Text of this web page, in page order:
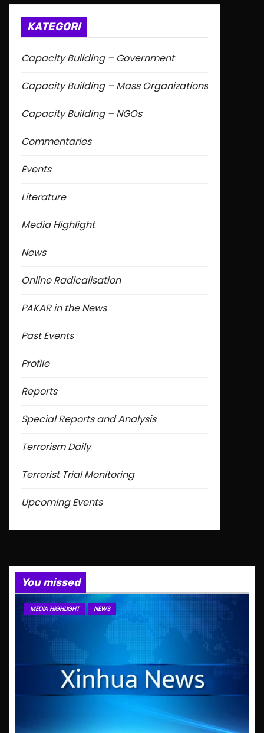
KATEGORI
Capacity Building – Government
Capacity Building – Mass Organizations
Capacity Building – NGOs
Commentaries
Events
Literature
Media Highlight
News
Online Radicalisation
PAKAR in the News
Past Events
Profile
Reports
Special Reports and Analysis
Terrorism Daily
Terrorist Trial Monitoring
Upcoming Events
You missed
MEDIA HIGHLIGHT NEWS